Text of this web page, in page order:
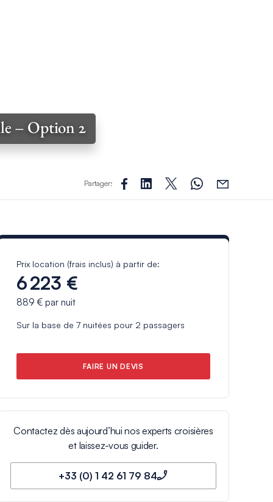
– Option 2
Partager:
Prix location (frais inclus) à partir de:
6 223 €
889 € par nuit
Sur la base de 7 nuitées pour 2 passagers
FAIRE UN DEVIS
Contactez dès aujourd’hui nos experts croisières
et laissez-vous guider.
+33 (0) 1 42 61 79 84